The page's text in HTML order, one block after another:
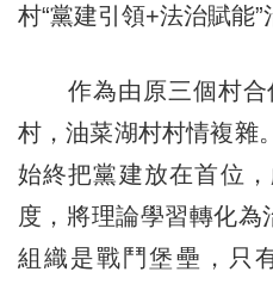
村“黨建引領+法治賦能”
作為由原三個村合
村，油菜湖村村情複雜
始終把黨建放在首位，
度，將理論學習轉化為
組織是戰鬥堡壘，只